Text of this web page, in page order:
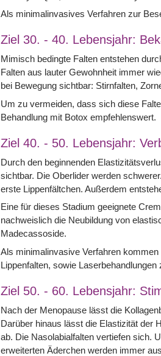
Als minimalinvasives Verfahren zur
Ziel 30. - 40. Lebensjahr:
Mimisch bedingte Falten entstehen
Falten aus lauter Gewohnheit immer
bei Bewegung sichtbar: Stirnfalten,
Um zu vermeiden, dass sich diese
Behandlung mit Botox empfehlenswert.
Ziel 40. - 50. Lebensjahr:
Durch den beginnenden
sichtbar. Die Oberlider werden
erste Lippenfältchen. Außerdem
Eine für dieses Stadium geeignete
nachweislich die Neubildung von
Madecassoside.
Als minimalinvasive Verfahren
Lippenfalten, sowie
Ziel 50. - 60. Lebensjahr:
Nach der Menopause lässt die
Darüber hinaus lässt die Elastizität der
ab. Die Nasolabialfalten vertiefen sich.
erweiterten Äderchen werden immer